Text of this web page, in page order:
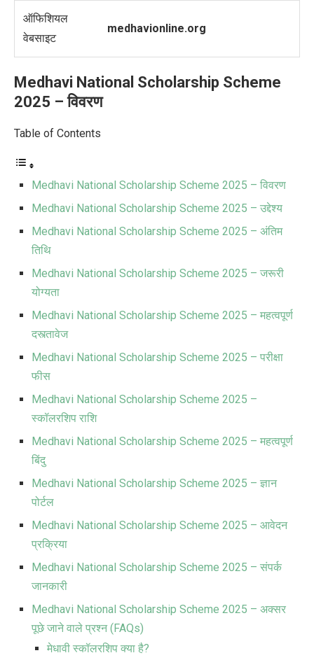
ऑफिशियल
वेबसाइट
medhavionline.org
Medhavi National Scholarship Scheme
2025 – विवरण
Table of Contents
Medhavi National Scholarship Scheme 2025 – विवरण
Medhavi National Scholarship Scheme 2025 – उद्देश्य
Medhavi National Scholarship Scheme 2025 – अंतिम
तिथि
Medhavi National Scholarship Scheme 2025 – जरूरी
योग्यता
Medhavi National Scholarship Scheme 2025 – महत्वपूर्ण
दस्त्तावेज
Medhavi National Scholarship Scheme 2025 – परीक्षा
फीस
Medhavi National Scholarship Scheme 2025 –
स्कॉलरशिप राशि
Medhavi National Scholarship Scheme 2025 – महत्वपूर्ण
बिंदु
Medhavi National Scholarship Scheme 2025 – ज्ञान
पोर्टल
Medhavi National Scholarship Scheme 2025 – आवेदन
प्रक्रिया
Medhavi National Scholarship Scheme 2025 – संपर्क
जानकारी
Medhavi National Scholarship Scheme 2025 – अक्सर
पूछे जाने वाले प्रश्न (FAQs)
मेधावी स्कॉलरशिप क्या है?